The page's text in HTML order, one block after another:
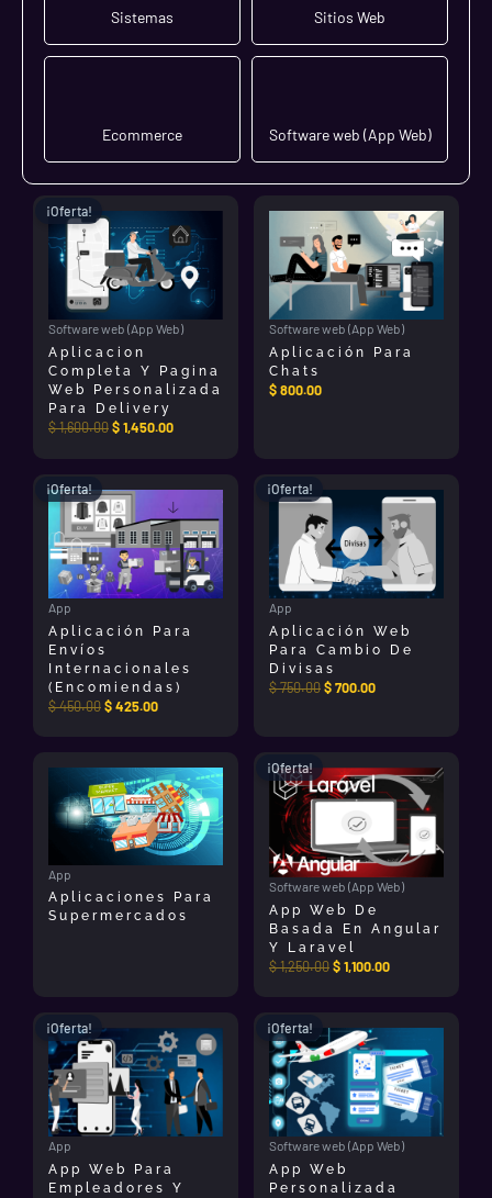
Sistemas Sitios Web
Ecommerce Software web (App Web)
¡Oferta!
Software web (App Web)
Aplicacion
Completa Y Pagina
Web Personalizada
Para Delivery
$1,600.00
original
era:
$ 1,600.00.
$1,450.00
actual
es:
$ 1,450.00.
Software web (App Web)
Aplicación Para
Chats
$800.00
¡Oferta!
App
Aplicación Para
Envíos
Internacionales
(encomiendas)
$450.00
precio
original
era:
$ 450.00.
$425.00
precio
actual
es:
$ 425.00.
¡Oferta!
App
Aplicación Web
Para Cambio De
Divisas
$750.00
precio
original
era:
$ 750.00.
$700.00
precio
actual
es:
$ 700.00.
App
Aplicaciones Para
Supermercados
¡Oferta!
Software web (App Web)
App Web De
Basada En Angular
Y Laravel
$1,250.00
precio
original
era:
$ 1,250.00.
$1,100.00
precio
actual
es:
$ 1,100.00.
¡Oferta!
App
App Web Para
Empleadores Y
precio
original
era:
$ 1,700.00.
precio
actual
es:
$ 1,500.00.
¡Oferta!
Software web (App Web)
App Web
Personalizada
precio
original
era:
$ 1,000.00.
actual
es:
$ 900.00.